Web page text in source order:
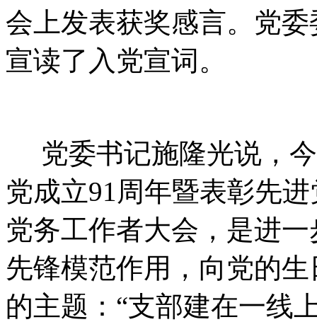
会上发表获奖感言。党
宣读了入党宣词。
党委书记施隆光说，
党成立91周年暨表彰先
党务工作者大会，是进
先锋模范作用，向党的
的主题：“支部建在一线